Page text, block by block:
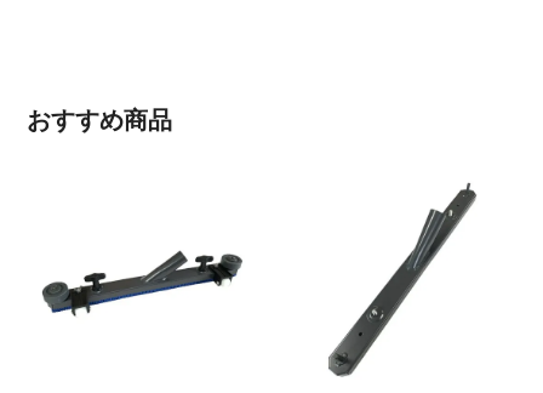
おすすめ商品